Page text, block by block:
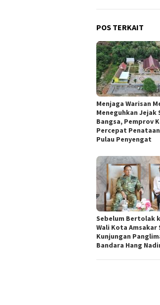
POS TERKAIT
Menjaga Warisan
Meneguhkan Jejak
Bangsa, Pemprov
Percepat
Pulau Penyengat
Sebelum Bertolak
Wali Kota Amsakar
Kunjungan
Bandara Hang